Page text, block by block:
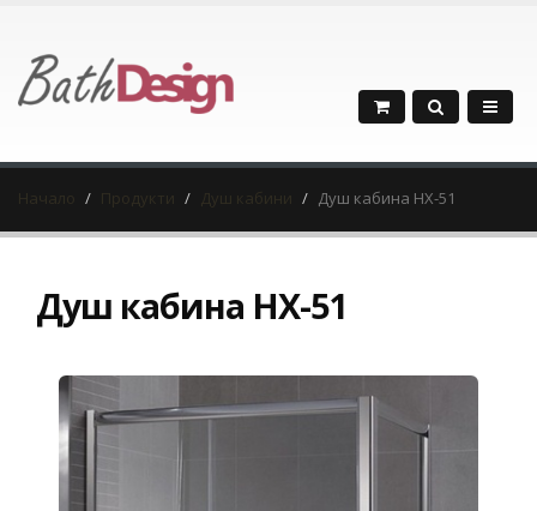
Начало Продукти Душ кабини Душ кабина HX-51
Душ кабина HX-51